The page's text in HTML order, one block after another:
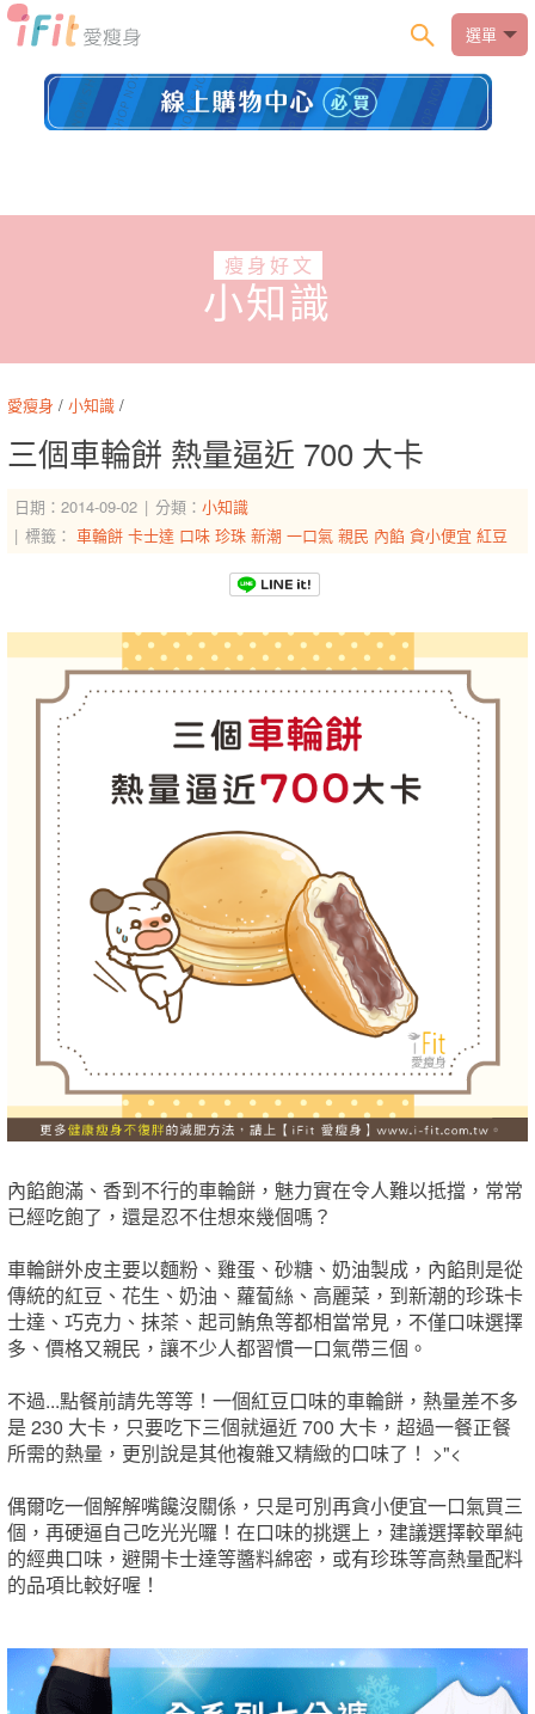
選單
瘦身好文
小知識
愛瘦身 / 小知識 /
三個車輪餅 熱量逼近 700 大卡
日期：2014-09-02 分類： 小知識
標籤： 車輪餅 卡士達 口味 珍珠 新潮 一口氣 親民 內餡 貪小便宜 紅豆
內餡飽滿、香到不行的車輪餅，魅力實在令人難以抵擋，常常
已經吃飽了，還是忍不住想來幾個嗎？
車輪餅外皮主要以麵粉、雞蛋、砂糖、奶油製成，內餡則是從
傳統的紅豆、花生、奶油、蘿蔔絲、高麗菜，到新潮的珍珠卡
士達、巧克力、抹茶、起司鮪魚等都相當常見，不僅口味選擇
多、價格又親民，讓不少人都習慣一口氣帶三個。
不過...點餐前請先等等！一個紅豆口味的車輪餅，熱量差不多
是 230 大卡，只要吃下三個就逼近 700 大卡，超過一餐正餐
所需的熱量，更別說是其他複雜又精緻的口味了！ >"<
偶爾吃一個解解嘴饞沒關係，只是可別再貪小便宜一口氣買三
個，再硬逼自己吃光光囉！在口味的挑選上，建議選擇較單純
的經典口味，避開卡士達等醬料綿密，或有珍珠等高熱量配料
的品項比較好喔！